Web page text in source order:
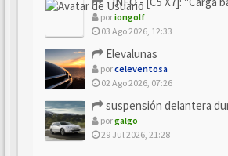
poriongolf
03 Ago 2026, 12:33
Elevalunas
porceleventosa
02 Ago 2026, 07:26
suspensión delantera
porgalgo
29 Jul 2026, 21:28